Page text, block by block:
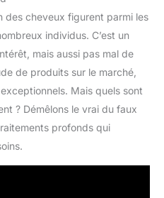
des cheveux figurent parmi les
individus. C’est un
mais aussi pas mal de
de produits sur le marché,
Mais quels sont
? Démêlons le vrai du faux
profonds qui